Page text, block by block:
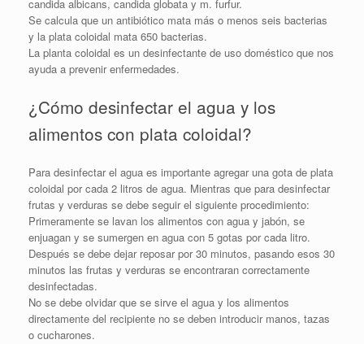
candida albicans, candida globata y m. furfur.
Se calcula que un antibiótico mata más o menos seis bacterias
y la plata coloidal mata 650 bacterias.
La planta coloidal es un desinfectante de uso doméstico que nos
ayuda a prevenir enfermedades.
¿Cómo desinfectar el agua y los
alimentos con plata coloidal?
Para desinfectar el agua es importante agregar una gota de plata
coloidal por cada 2 litros de agua. Mientras que para desinfectar
frutas y verduras se debe seguir el siguiente procedimiento:
Primeramente se lavan los alimentos con agua y jabón, se
enjuagan y se sumergen en agua con 5 gotas por cada litro.
Después se debe dejar reposar por 30 minutos, pasando esos 30
minutos las frutas y verduras se encontraran correctamente
desinfectadas.
No se debe olvidar que se sirve el agua y los alimentos
directamente del recipiente no se deben introducir manos, tazas
o cucharones.